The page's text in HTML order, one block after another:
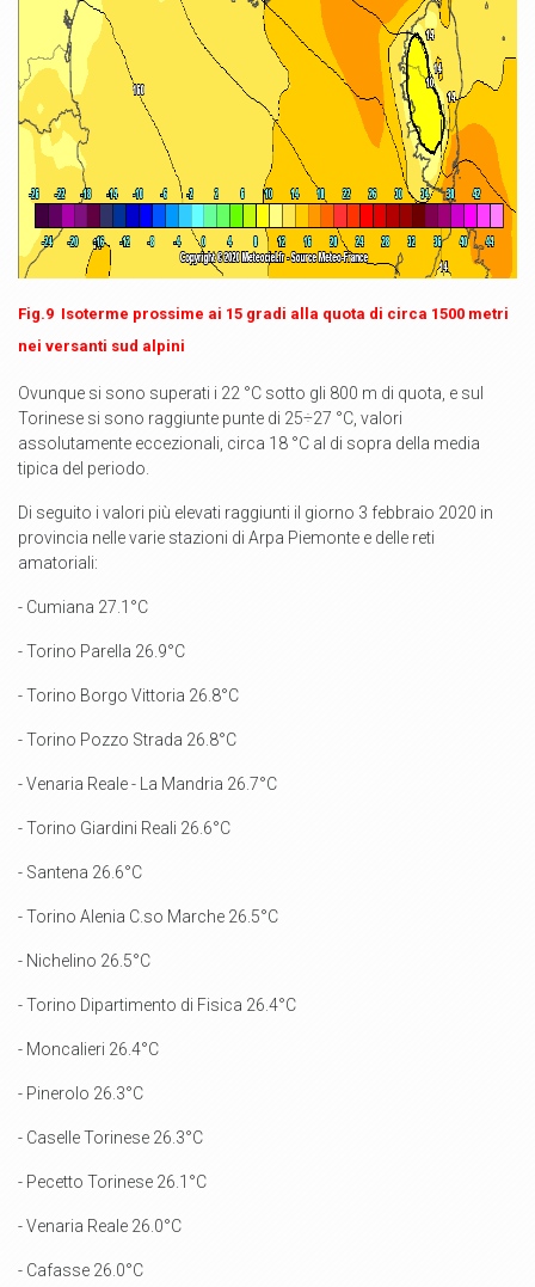
Fig.9 Isoterme prossime ai 15 gradi alla quota di circa 1500 metri
nei versanti sud alpini
Ovunque si sono superati i 22 °C sotto gli 800 m di quota, e sul
Torinese si sono raggiunte punte di 25÷27 °C, valori
assolutamente eccezionali, circa 18 °C al di sopra della media
tipica del periodo.
Di seguito i valori più elevati raggiunti il giorno 3 febbraio 2020 in
provincia nelle varie stazioni di Arpa Piemonte e delle reti
amatoriali:
- Cumiana 27.1°C
- Torino Parella 26.9°C
- Torino Borgo Vittoria 26.8°C
- Torino Pozzo Strada 26.8°C
- Venaria Reale - La Mandria 26.7°C
- Torino Giardini Reali 26.6°C
- Santena 26.6°C
- Torino Alenia C.so Marche 26.5°C
- Nichelino 26.5°C
- Torino Dipartimento di Fisica 26.4°C
- Moncalieri 26.4°C
- Pinerolo 26.3°C
- Caselle Torinese 26.3°C
- Pecetto Torinese 26.1°C
- Venaria Reale 26.0°C
- Cafasse 26.0°C